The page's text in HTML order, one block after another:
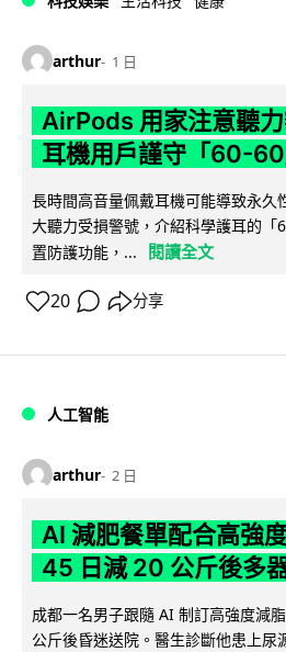
arthur 1 日
AirPods 用家注意聽
耳機用戶謹守「60-
長時間高音量佩戴耳機可能導致永久
大聽力受損警號，介紹科學護耳的
置防護功能，...
閱讀全文
20 分享
人工智能
arthur 2 日
AI 減肥餐單配合高強
45 日減 20 公斤後多
成都一名男子跟隨 AI 制訂高強度減
公斤後昏迷送院。醫生診斷他患上尿